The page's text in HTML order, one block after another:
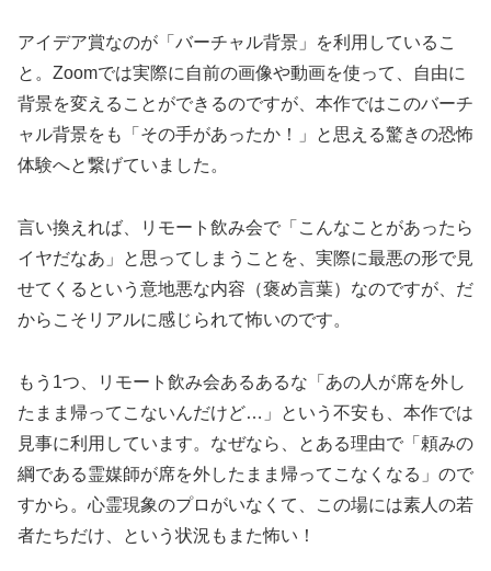
アイデア賞なのが「バーチャル背景」を利用しているこ
と。Zoomでは実際に自前の画像や動画を使って、自由に
背景を変えることができるのですが、本作ではこのバーチ
ャル背景をも「その手があったか！」と思える驚きの恐怖
体験へと繋げていました。
言い換えれば、リモート飲み会で「こんなことがあったら
イヤだなあ」と思ってしまうことを、実際に最悪の形で見
せてくるという意地悪な内容（褒め言葉）なのですが、だ
からこそリアルに感じられて怖いのです。
もう1つ、リモート飲み会あるあるな「あの人が席を外し
たまま帰ってこないんだけど…」という不安も、本作では
見事に利用しています。なぜなら、とある理由で「頼みの
綱である霊媒師が席を外したまま帰ってこなくなる」ので
すから。心霊現象のプロがいなくて、この場には素人の若
者たちだけ、という状況もまた怖い！